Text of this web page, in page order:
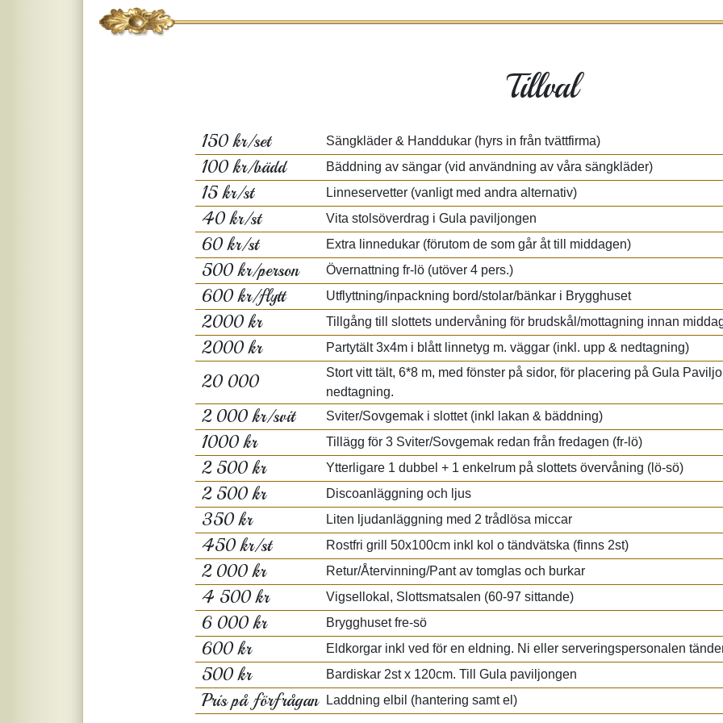
Tillval
150 kr/set Sängkläder & Handdukar (hyrs in från tvättfirma)
100 kr/bädd Bäddning av sängar (vid användning av våra sängkläder)
15 kr/st Linneservetter (vanligt med andra alternativ)
40 kr/st Vita stolsöverdrag i Gula paviljongen
60 kr/st Extra linnedukar (förutom de som går åt till middagen)
500 kr/person Övernattning fr-lö (utöver 4 pers.)
600 kr/flytt Utflyttning/inpackning bord/stolar/bänkar i Brygghuset
2000 kr Tillgång till slottets undervåning för brudskål/mottagning innan
2000 kr Partytält 3x4m i blått linnetyg m. väggar (inkl. upp & nedtagning)
20 000
Stort vitt tält, 6*8 m, med fönster på sidor, för placering på Gula
nedtagning.
2 000 kr/svit Sviter/Sovgemak i slottet (inkl lakan & bäddning)
1000 kr Tillägg för 3 Sviter/Sovgemak redan från fredagen (fr-lö)
2 500 kr Ytterligare 1 dubbel + 1 enkelrum på slottets övervåning (lö-sö)
2 500 kr Discoanläggning och ljus
350 kr Liten ljudanläggning med 2 trådlösa miccar
450 kr/st Rostfri grill 50x100cm inkl kol o tändvätska (finns 2st)
2 000 kr Retur/Återvinning/Pant av tomglas och burkar
4 500 kr Vigsellokal, Slottsmatsalen (60-97 sittande)
6 000 kr Brygghuset fre-sö
600 kr Eldkorgar inkl ved för en eldning. Ni eller serveringspersonalen
500 kr Bardiskar 2st x 120cm. Till Gula paviljongen
Pris på förfrågan Laddning elbil (hantering samt el)